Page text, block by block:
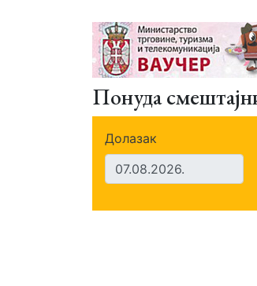
Понуда
Долазак